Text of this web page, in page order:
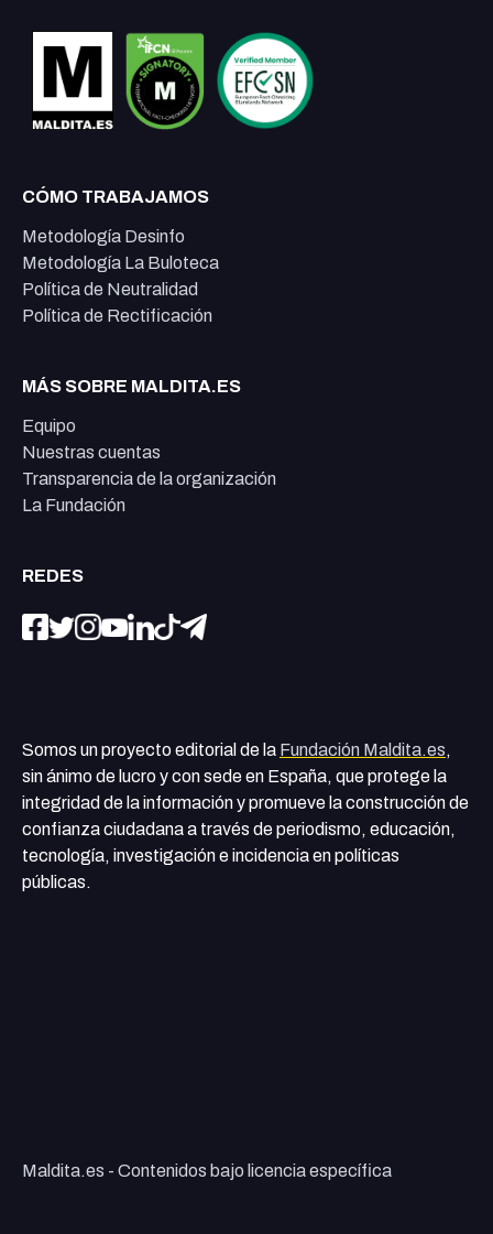
CÓMO TRABAJAMOS
Metodología Desinfo
Metodología La Buloteca
Política de Neutralidad
Política de Rectificación
MÁS SOBRE MALDITA.ES
Equipo
Nuestras cuentas
Transparencia de la organización
La Fundación
REDES
Somos un proyecto editorial de la Fundación Maldita.es,
sin ánimo de lucro y con sede en España, que protege la
integridad de la información y promueve la construcción de
confianza ciudadana a través de periodismo, educación,
tecnología, investigación e incidencia en políticas
públicas.
Maldita.es - Contenidos bajo licencia específica